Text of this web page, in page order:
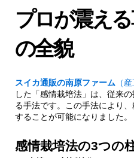
成功への3
4.まとめ：あなたも
プロが震え
の全貌
スイカ通販の南原ファーム（産
した「感情栽培法」は、従来
る手法です。この手法により
することが可能になりました。
感情栽培法の3つの